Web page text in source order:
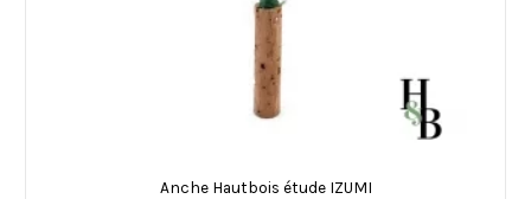
Anche Hautbois étude IZUMI